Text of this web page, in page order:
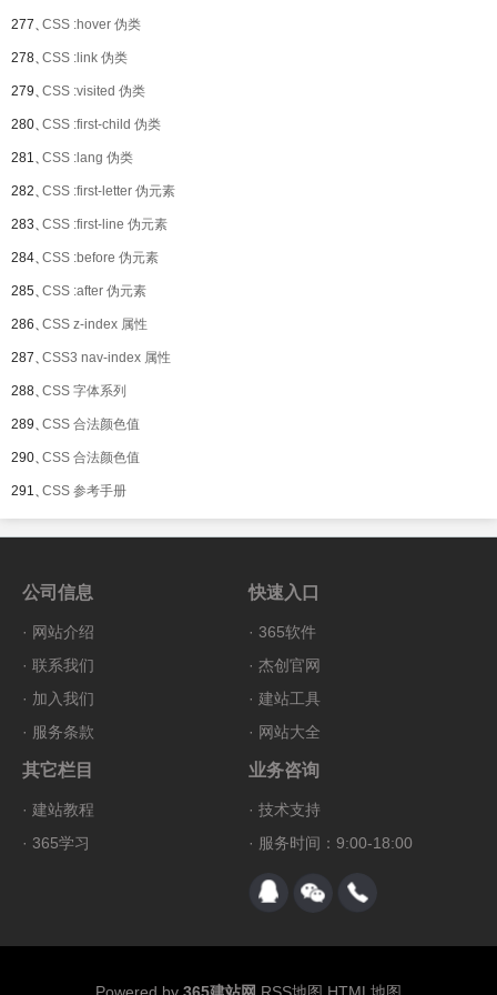
277、CSS :hover 伪类
278、CSS :link 伪类
279、CSS :visited 伪类
280、CSS :first-child 伪类
281、CSS :lang 伪类
282、CSS :first-letter 伪元素
283、CSS :first-line 伪元素
284、CSS :before 伪元素
285、CSS :after 伪元素
286、CSS z-index 属性
287、CSS3 nav-index 属性
288、CSS 字体系列
289、CSS 合法颜色值
290、CSS 合法颜色值
291、CSS 参考手册
公司信息
· 网站介绍
· 联系我们
· 加入我们
· 服务条款
快速入口
· 365软件
· 杰创官网
· 建站工具
· 网站大全
其它栏目
· 建站教程
· 365学习
业务咨询
· 技术支持
· 服务时间：9:00-18:00